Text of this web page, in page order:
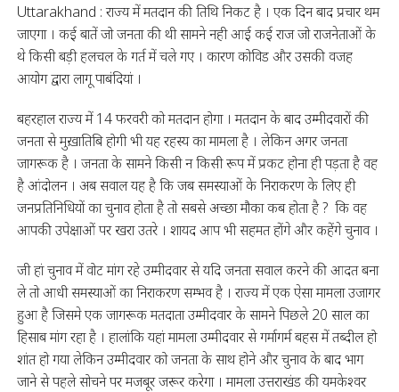
Uttarakhand : राज्य में मतदान की तिथि निकट है । एक दिन बाद प्रचार थम
जाएगा । कई बातें जो जनता की थी सामने नही आई कई राज जो राजनेताओं के
थे किसी बड़ी हलचल के गर्त में चले गए । कारण कोविड और उसकी वजह
आयोग द्वारा लागू पाबंदियां ।
बहरहाल राज्य में 14 फरवरी को मतदान होगा । मतदान के बाद उम्मीदवारों की
जनता से मुख़ातिबि होगी भी यह रहस्य का मामला है । लेकिन अगर जनता
जागरूक है । जनता के सामने किसी न किसी रूप में प्रकट होना ही पड़ता है वह
है आंदोलन । अब सवाल यह है कि जब समस्याओं के निराकरण के लिए ही
जनप्रतिनिधियों का चुनाव होता है तो सबसे अच्छा मौका कब होता है ? कि वह
आपकी उपेक्षाओं पर खरा उतरे । शायद आप भी सहमत होंगे और कहेंगे चुनाव ।
जी हां चुनाव में वोट मांग रहे उम्मीदवार से यदि जनता सवाल करने की आदत बना
ले तो आधी समस्याओं का निराकरण सम्भव है । राज्य में एक ऐसा मामला उजागर
हुआ है जिसमे एक जागरूक मतदाता उम्मीदवार के सामने पिछले 20 साल का
हिसाब मांग रहा है । हालांकि यहां मामला उम्मीदवार से गर्मागर्म बहस में तब्दील हो
शांत हो गया लेकिन उम्मीदवार को जनता के साथ होने और चुनाव के बाद भाग
जाने से पहले सोचने पर मजबूर जरूर करेगा । मामला उत्तराखंड की यमकेश्वर